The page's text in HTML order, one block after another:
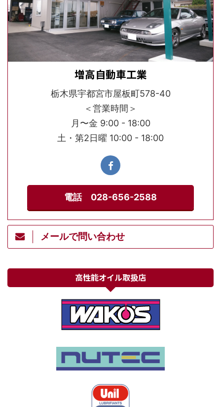
増高自動車工業
栃木県宇都宮市屋板町578-40
＜営業時間＞
月〜金 9:00 - 18:00
土・第2日曜 10:00 - 18:00
電話 028-656-2588
メールで問い合わせ
高性能オイル取扱店